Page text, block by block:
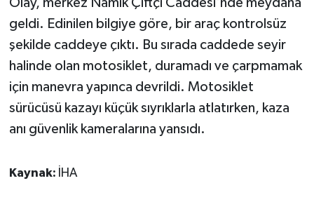
geldi. Edinilen bilgiye göre, bir araç kontrolsüz
şekilde caddeye çıktı. Bu sırada caddede seyir
halinde olan motosiklet, duramadı ve çarpmamak
için manevra yapınca devrildi. Motosiklet
sürücüsü kazayı küçük sıyrıklarla atlatırken, kaza
anı güvenlik kameralarına yansıdı.
Kaynak: İHA
İş Dünyası
Jandarma
Kadın